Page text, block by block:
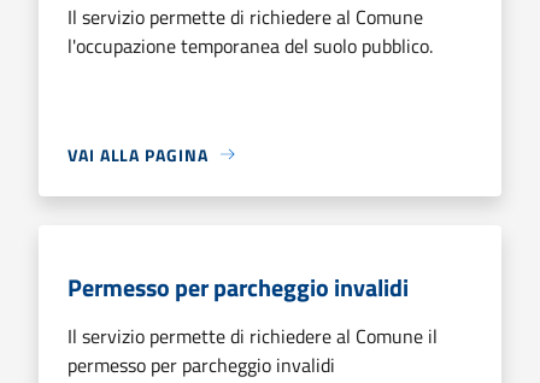
Il servizio permette di richiedere al Comune
l'occupazione temporanea del suolo pubblico.
VAI ALLA PAGINA
Permesso per parcheggio invalidi
Il servizio permette di richiedere al Comune il
permesso per parcheggio invalidi